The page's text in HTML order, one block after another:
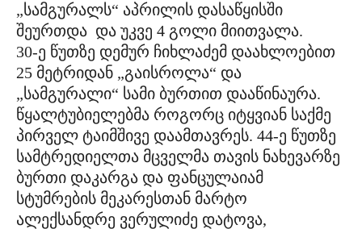
„სამგურალს“ აპრილის დასაწყისში
შეურთდა და უკვე 4 გოლი მიითვალა.
30-ე წუთზე დემურ ჩიხლაძემ დაახლოებით
25 მეტრიდან „გაისროლა“ და
„სამგურალი“ სამი ბურთით დააწინაურა.
წყალტუბიელებმა როგორც იტყვიან საქმე
პირველ ტაიმშივე დაამთავრეს. 44-ე წუთზე
სამტრედიელთა მცველმა თავის ნახევარზე
ბურთი დაკარგა და ფანცულაიამ
სტუმრების მეკარესთან მარტო
ალექსანდრე ვერულიძე დატოვა,